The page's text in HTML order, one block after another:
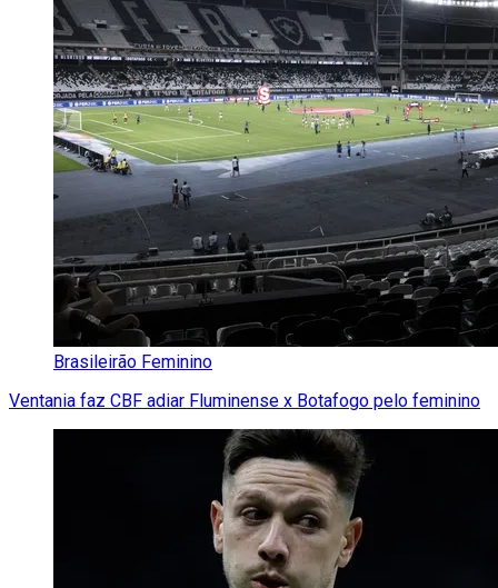
Brasileirão Feminino
Ventania faz CBF adiar Fluminense x Botafogo pelo feminino